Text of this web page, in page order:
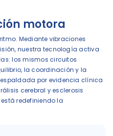
motora
Mediante vibraciones
nuestra tecnología activa
los mismos circuitos
la coordinación y la
por evidencia clínica
cerebral y esclerosis
redefiniendo la